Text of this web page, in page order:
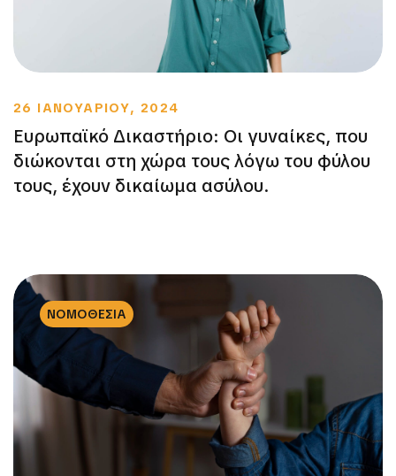
26 ΙΑΝΟΥΑΡΙΟΥ, 2024
Ευρωπαϊκό Δικαστήριο: Οι γυναίκες, που
διώκονται στη χώρα τους λόγω του φύλου
τους, έχουν δικαίωμα ασύλου.
ΝΟΜΟΘΕΣΙΑ